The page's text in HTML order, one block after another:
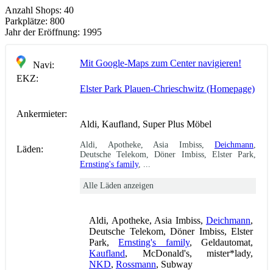
Anzahl Shops: 40
Parkplätze: 800
Jahr der Eröffnung: 1995
Navi:
Mit Google-Maps zum Center navigieren!
EKZ:
Elster Park Plauen-Chrieschwitz (Homepage)
Ankermieter:
Aldi, Kaufland, Super Plus Möbel
Läden: Aldi, Apotheke, Asia Imbiss, Deichmann
Deutsche Telekom, Döner Imbiss, Elster Park,
Ernsting's family, ...
Alle Läden anzeigen
Aldi, Apotheke, Asia Imbiss, Deichmann,
Deutsche Telekom, Döner Imbiss, Elster
Park,Ernsting's family, Geldautomat,
Kaufland, McDonald's, mister*lady,
NKD, Rossmann, Subway